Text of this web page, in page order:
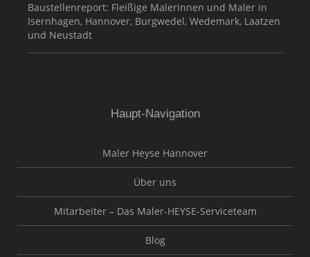
Baustellenreport: Fleißige Malerinnen und Maler in
Isernhagen, Hannover, Burgwedel, Wedemark, Laatzen
und Neustadt
Haupt-Navigation
Maler Heyse Hannover
Über uns
Mitarbeiter – Das Maler-HEYSE-Serviceteam
Blog